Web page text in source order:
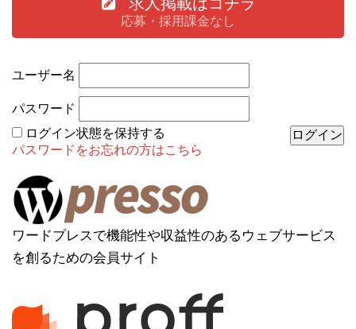
応募・採用課金なし
ユーザー名
パスワード
ログイン状態を保持する
パスワードをお忘れの方はこちら
ワードプレスで機能性や収益性のあるウェブサービス
を創るための会員サイト